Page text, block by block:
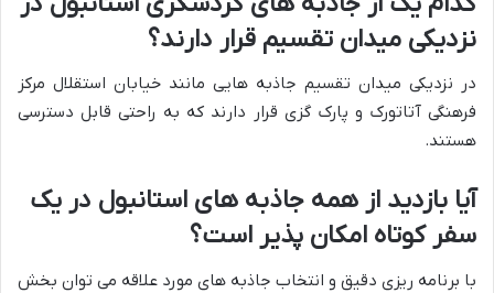
نزدیکی میدان تقسیم قرار دارند؟
در نزدیکی میدان تقسیم جاذبه هایی مانند خیابان استقلال مرکز
فرهنگی آتاتورک و پارک گزی قرار دارند که به راحتی قابل دسترسی
هستند.
آیا بازدید از همه جاذبه های استانبول در یک
سفر کوتاه امکان پذیر است؟
با برنامه ریزی دقیق و انتخاب جاذبه های مورد علاقه می توان بخش